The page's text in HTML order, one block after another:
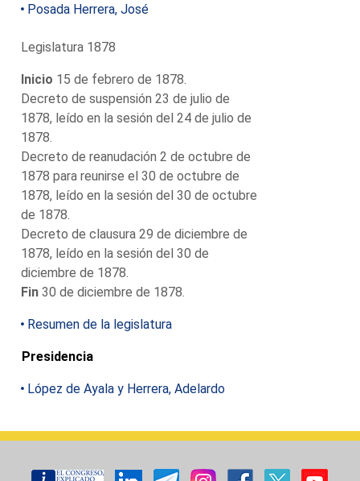
Posada Herrera, José
Legislatura 1878
Inicio 15 de febrero de 1878.
Decreto de suspensión 23 de julio de
1878, leído en la sesión del 24 de julio de
1878.
Decreto de reanudación 2 de octubre de
1878 para reunirse el 30 de octubre de
1878, leído en la sesión del 30 de octubre
de 1878.
Decreto de clausura 29 de diciembre de
1878, leído en la sesión del 30 de
diciembre de 1878.
Fin 30 de diciembre de 1878.
Resumen de la legislatura
Presidencia
López de Ayala y Herrera, Adelardo